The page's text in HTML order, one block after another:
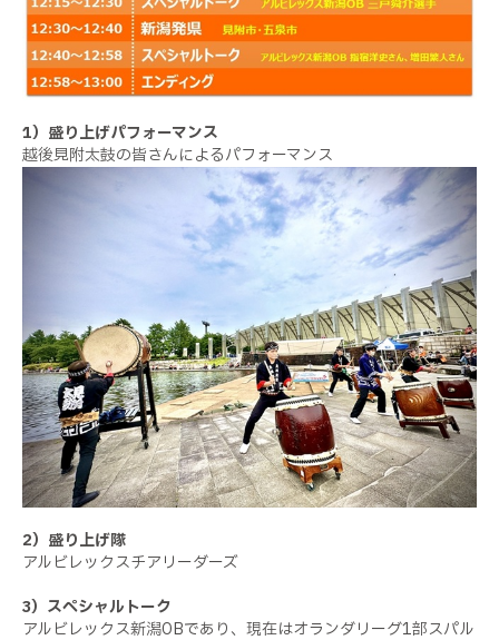
1）盛り上げパフォーマンス
越後見附太鼓の皆さんによるパフォーマンス
2）盛り上げ隊
アルビレックスチアリーダーズ
3）スペシャルトーク
アルビレックス新潟OBであり、現在はオランダリーグ1部スパル